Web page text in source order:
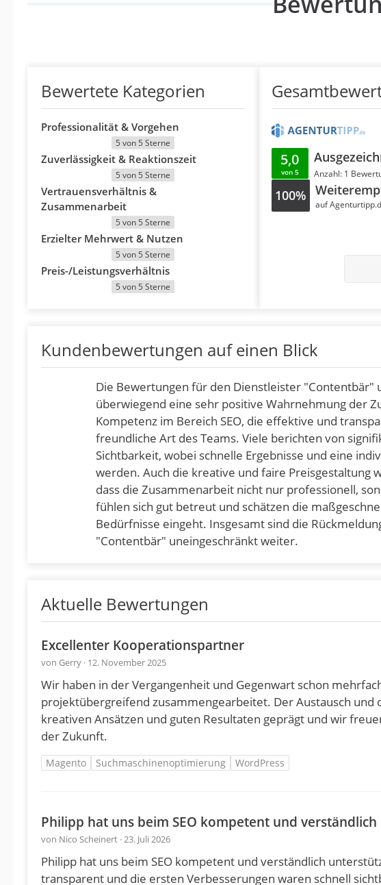
Bewertete Kategorien
Professionalität & Vorgehen
5 von 5 Sterne
Zuverlässigkeit & Reaktionszeit
5 von 5 Sterne
Vertrauensverhältnis &
Zusammenarbeit
5 von 5 Sterne
Erzielter Mehrwert & Nutzen
5 von 5 Sterne
Preis-/Leistungsverhältnis
5 von 5 Sterne
5,0
von 5 Anzahl: 1
100%
auf
Kundenbewertungen auf einen Blick
Die Bewertungen für den Dienstleister "Contentbär"
überwiegend eine sehr positive Wahrnehmung der
Kompetenz im Bereich SEO, die effektive und
freundliche Art des Teams. Viele berichten von
Sichtbarkeit, wobei schnelle Ergebnisse und eine
werden. Auch die kreative und faire Preisgestaltung
dass die Zusammenarbeit nicht nur professionell,
fühlen sich gut betreut und schätzen die
Bedürfnisse eingeht. Insgesamt sind die
"Contentbär" uneingeschränkt weiter.
Aktuelle Bewertungen
Excellenter Kooperationspartner
von Gerry · 12. November 2025
Wir haben in der Vergangenheit und Gegenwart schon
projektübergreifend zusammengearbeitet. Der Austausch und
kreativen Ansätzen und guten Resultaten geprägt und wir
der Zukunft.
Magento Suchmaschinenoptimierung WordPress
Philipp hat uns beim SEO kompetent und
von Nico Scheinert · 23. Juli 2026
Philipp hat uns beim SEO kompetent und verständlich
transparent und die ersten Verbesserungen waren schnell